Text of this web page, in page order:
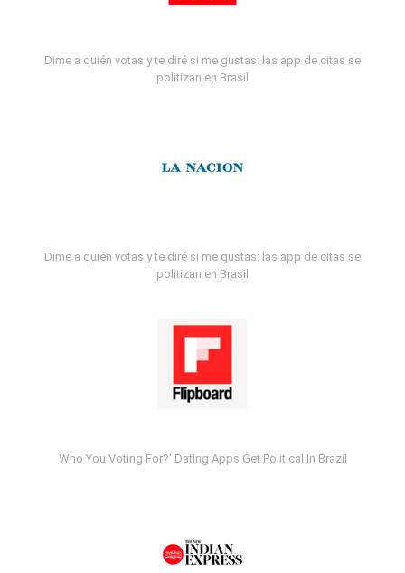
Dime a quién votas y te diré si me gustas: las app de citas se
politizan en Brasil
Dime a quién votas y te diré si me gustas: las app de citas se
politizan en Brasil
Who You Voting For?' Dating Apps Get Political In Brazil